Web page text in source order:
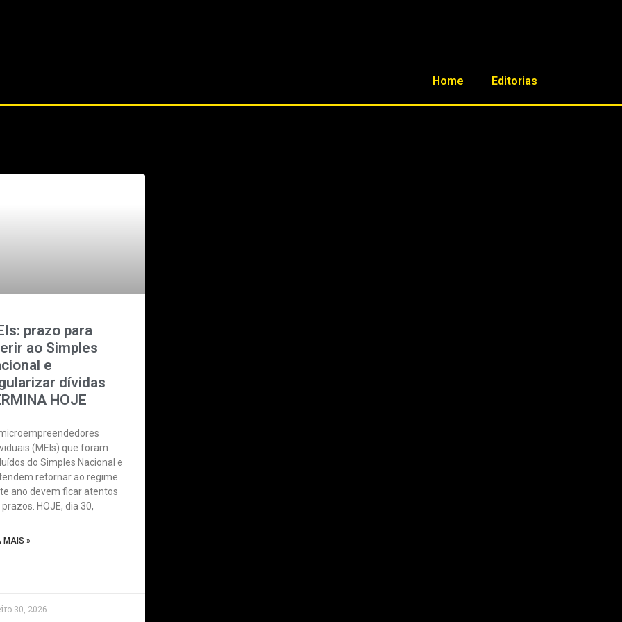
Home Editorias
prazo para
ao Simples
e
dívidas
HOJE
(MEIs) que foram
do Simples Nacional e
retornar ao regime
ano devem ficar atentos
HOJE, dia 30,
MAIS »
30, 2026